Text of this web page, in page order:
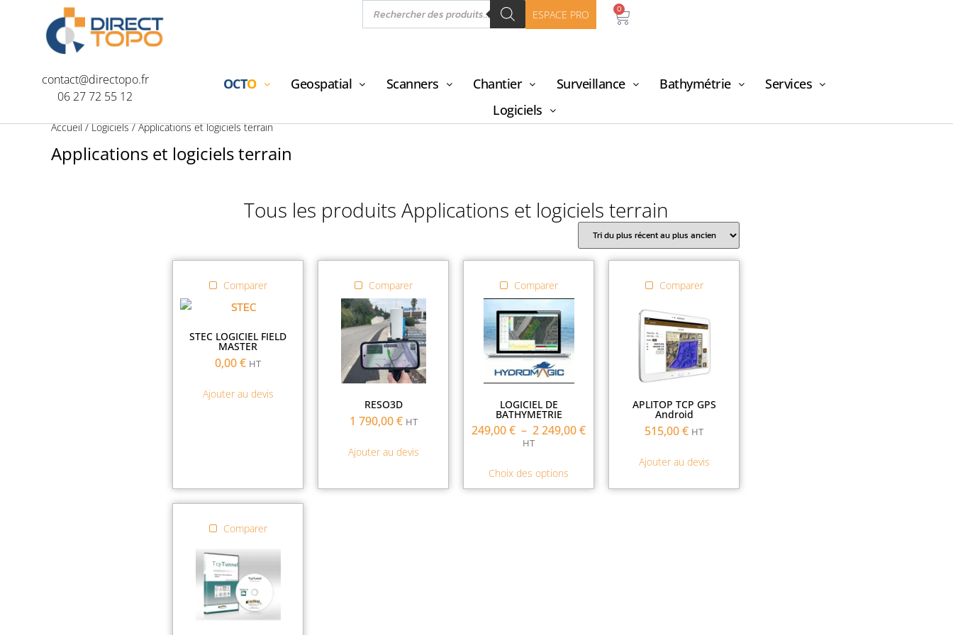
ESPACE PRO 0
contact@directopo.fr
06 27 72 55 12
OCTO Geospatial Scanners Chantier Surveillance Bathymétrie
Services
Logiciels
Accueil/Logiciels/ Applications et logiciels terrain
Applications et logiciels terrain
Tous les produits Applications et logiciels terrain
Comparer
STEC LOGICIEL FIELD
MASTER
0,00€ HT
Ajouter au devis
Comparer
RESO3D
1 790,00€ HT
Ajouter au devis
Comparer
LOGICIEL DE
BATHYMETRIE
249,00€ – 2 249,00€
HT
Choix des options
Comparer
APLITOP TCP GPS
Android
515,00€ HT
Ajouter au devis
Comparer